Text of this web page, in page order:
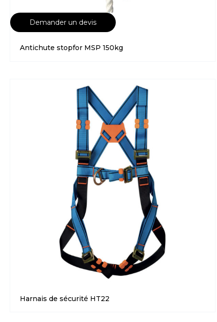
Demander un devis
Antichute stopfor MSP 150kg
Harnais de sécurité HT22